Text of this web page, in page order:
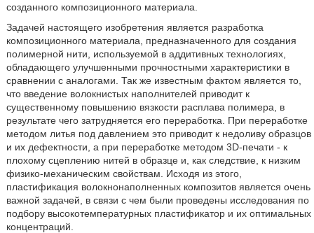
созданного композиционного материала.
Задачей настоящего изобретения является разработка
композиционного материала, предназначенного для создания
полимерной нити, используемой в аддитивных технологиях,
обладающего улучшенными прочностными характеристики в
сравнении с аналогами. Так же известным фактом является то,
что введение волокнистых наполнителей приводит к
существенному повышению вязкости расплава полимера, в
результате чего затрудняется его переработка. При переработке
методом литья под давлением это приводит к недоливу образцов
и их дефектности, а при переработке методом 3D-печати - к
плохому сцеплению нитей в образце и, как следствие, к низким
физико-механическим свойствам. Исходя из этого,
пластификация волокнонаполненных композитов является очень
важной задачей, в связи с чем были проведены исследования по
подбору высокотемпературных пластификатор и их оптимальных
концентраций.